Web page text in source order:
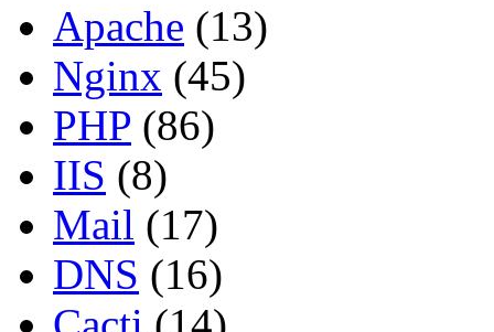
Apache (13)
Nginx (45)
PHP (86)
IIS (8)
Mail (17)
DNS (16)